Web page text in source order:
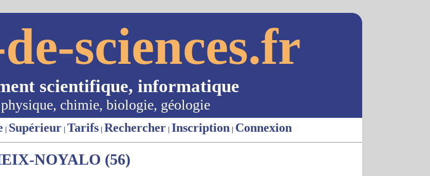
sciences.fr
scientifique, informatique
chimie, biologie, géologie
| Supérieur | Tarifs | Rechercher | Inscription | Connexion
NOYALO (56)